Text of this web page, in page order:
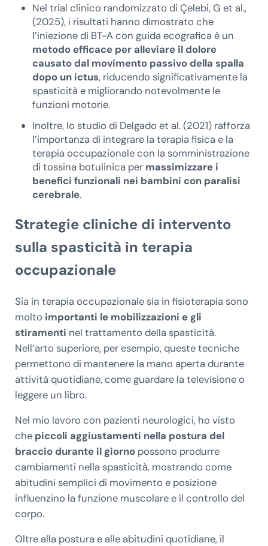
Nel trial clinico randomizzato di Çelebi, G et al.,
(2025), i risultati hanno dimostrato che
l’iniezione di BT-A con guida ecografica è un
metodo efficace per alleviare il dolore
causato dal movimento passivo della spalla
dopo un ictus, riducendo significativamente la
spasticità e migliorando notevolmente le
funzioni motorie.
Inoltre, lo studio di Delgado et al. (2021) rafforza
l’importanza di integrare la terapia fisica e la
terapia occupazionale con la somministrazione
di tossina botulinica per massimizzare i
benefici funzionali nei bambini con paralisi
cerebrale.
Strategie cliniche di intervento
sulla spasticità in terapia
occupazionale
Sia in terapia occupazionale sia in fisioterapia sono
molto importanti le mobilizzazioni e gli
stiramenti nel trattamento della spasticità.
Nell’arto superiore, per esempio, queste tecniche
permettono di mantenere la mano aperta durante
attività quotidiane, come guardare la televisione o
leggere un libro.
Nel mio lavoro con pazienti neurologici, ho visto
che piccoli aggiustamenti nella postura del
braccio durante il giornopossono produrre
cambiamenti nella spasticità, mostrando come
abitudini semplici di movimento e posizione
influenzino la funzione muscolare e il controllo del
corpo.
Oltre alla postura e alle abitudini quotidiane, il